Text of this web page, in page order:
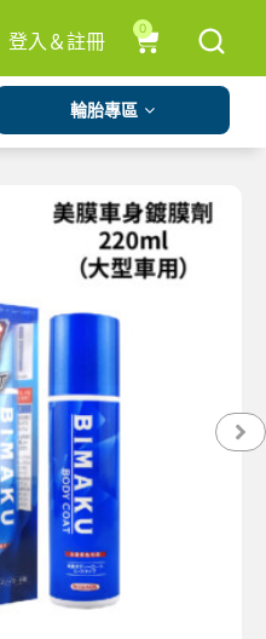
登入＆註冊
0
輪胎專區